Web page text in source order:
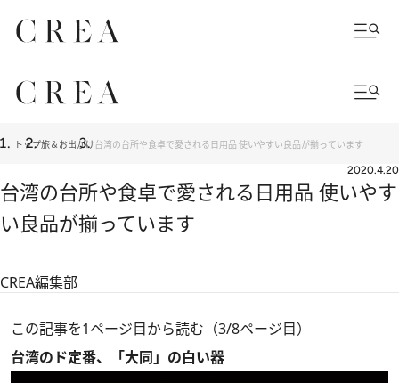
トップ旅＆お出かけ台湾の台所や食卓で愛される日用品 使いやすい良品が揃っています
2020.4.20
台湾の台所や食卓で愛される日用品 使いやす
い良品が揃っています
CREA編集部
この記事を1ページ目から読む（3/8ページ目）
台湾のド定番、「大同」の白い器